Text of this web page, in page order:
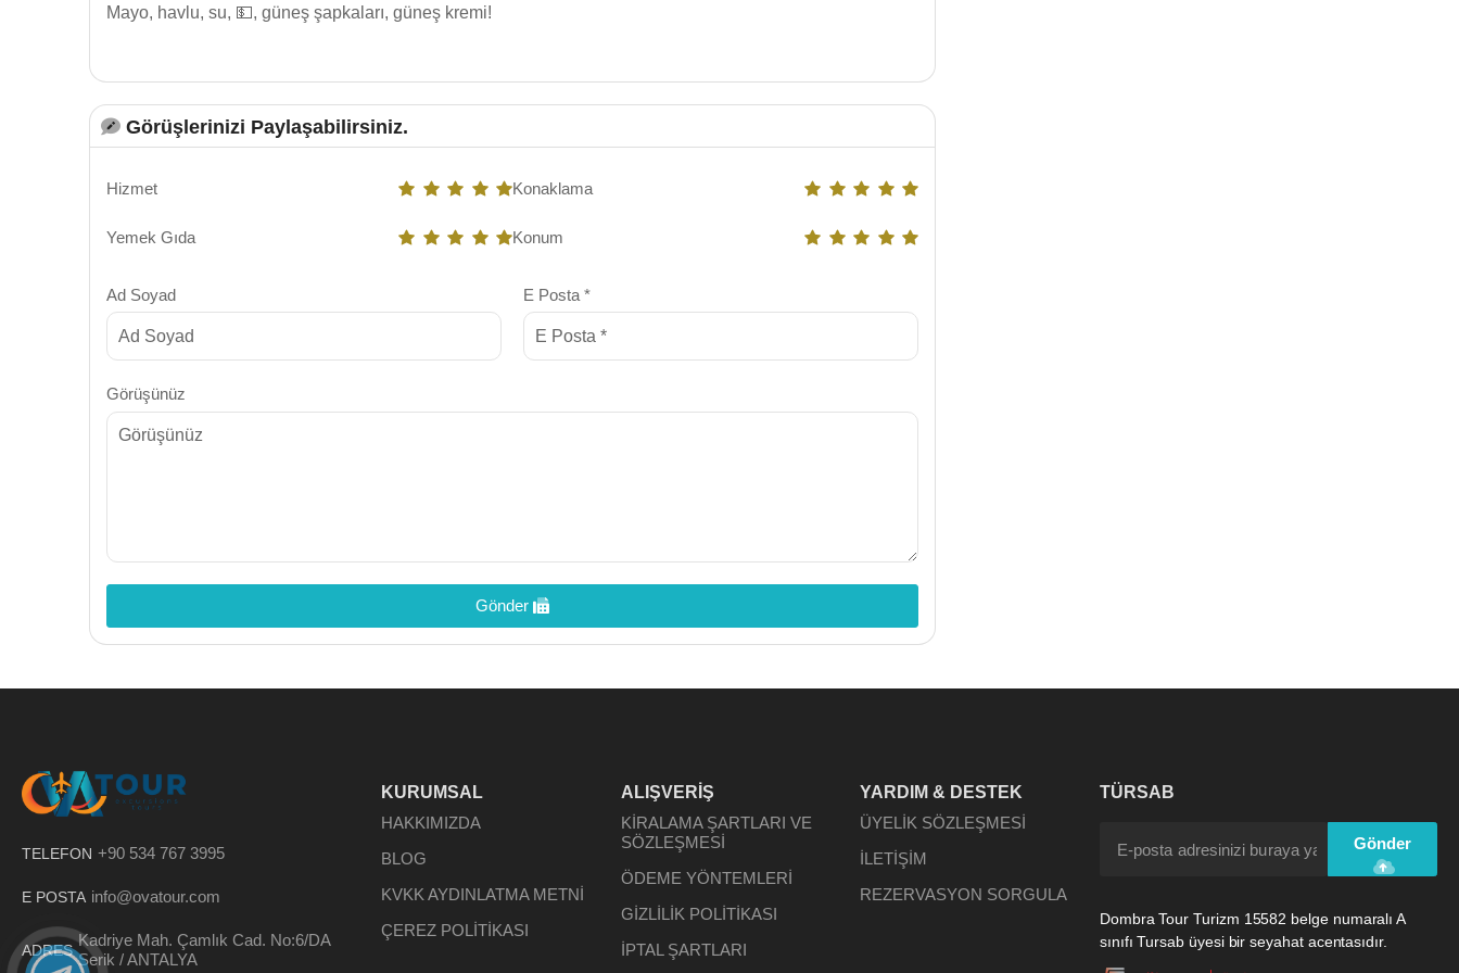
Mayo, havlu, su, 💵, güneş şapkaları, güneş kremi!
Görüşlerinizi Paylaşabilirsiniz.
Hizmet Konaklama
Yemek Gıda Konum
Ad Soyad E Posta *
Görüşünüz
Gönder
TELEFON +90 534 767 3995
E POSTA info@ovatour.com
ADRES
Kadriye Mah. Çamlık Cad. No:6/DA
Serik / ANTALYA
KURUMSAL
HAKKIMIZDA
BLOG
KVKK AYDINLATMA METNİ
ÇEREZ POLİTİKASI
ALIŞVERİŞ
KİRALAMA ŞARTLARI VE
SÖZLEŞMESİ
ÖDEME YÖNTEMLERİ
GİZLİLİK POLİTİKASI
İPTAL ŞARTLARI
YARDIM & DESTEK
ÜYELİK SÖZLEŞMESİ
İLETİŞİM
REZERVASYON SORGULA
TÜRSAB
Gönder
Dombra Tour Turizm 15582 belge numaralı A
sınıfı Tursab üyesi bir seyahat acentasıdır.